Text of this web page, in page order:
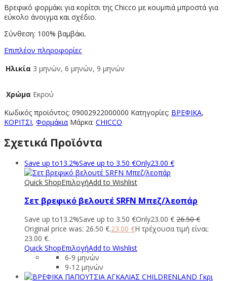
Βρεφικό φορμάκι για κορίτσι της Chicco με κουμπιά μπροστά για
εύκολο άνοιγμα και σχέδιο.
Σύνθεση: 100% βαμβάκι.
Επιπλέον πληροφορίες
Ηλικία 3 μηνών, 6 μηνών, 9 μηνών
Χρώμα Εκρού
Κωδικός προϊόντος: 09002922000000 Κατηγορίες: ΒΡΕΦΙΚΑ,
ΚΟΡΙΤΣΙ, Φορμάκια Μάρκα: CHICCO
Σχετικά Προϊόντα
Save up to13.2%Save up to 3.50 €Only23.00 €
Quick ShopΕπιλογήAdd to Wishlist
Σετ βρεφικό βελουτέ SRFN Μπεζ/λεοπάρ
Save up to13.2%Save up to 3.50 €Only23.00 € 26.50€
Original price was: 26.50 €.23.00 €Η τρέχουσα τιμή είναι:
23.00 €.
Quick ShopΕπιλογήAdd to Wishlist
6-9 μηνών
9-12 μηνών